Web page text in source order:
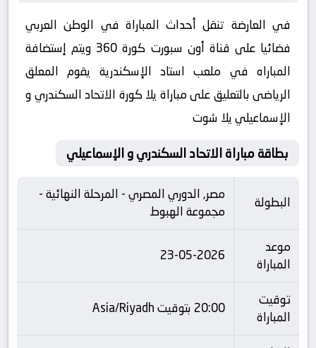
في العارضة تنقل أحداث المباراة في الوطن العربي
فضائيا على قناة أون سبورت كورة 360 ويتم إستضافة
المباراه في ملعب استاد الإسكندرية يقوم المعلق
الرياضى بالتعليق على مباراة يلا كورة الاتحاد السكندري و
الإسماعيلي يلا شوت
بطاقة مباراة الاتحاد السكندري و الإسماعيلي
البطولة
مصر, الدوري المصري - المرحلة النهائية -
مجموعة الهبوط
موعد
المباراة
23-05-2026
توقيت
المباراة
20:00 بتوقيت Asia/Riyadh